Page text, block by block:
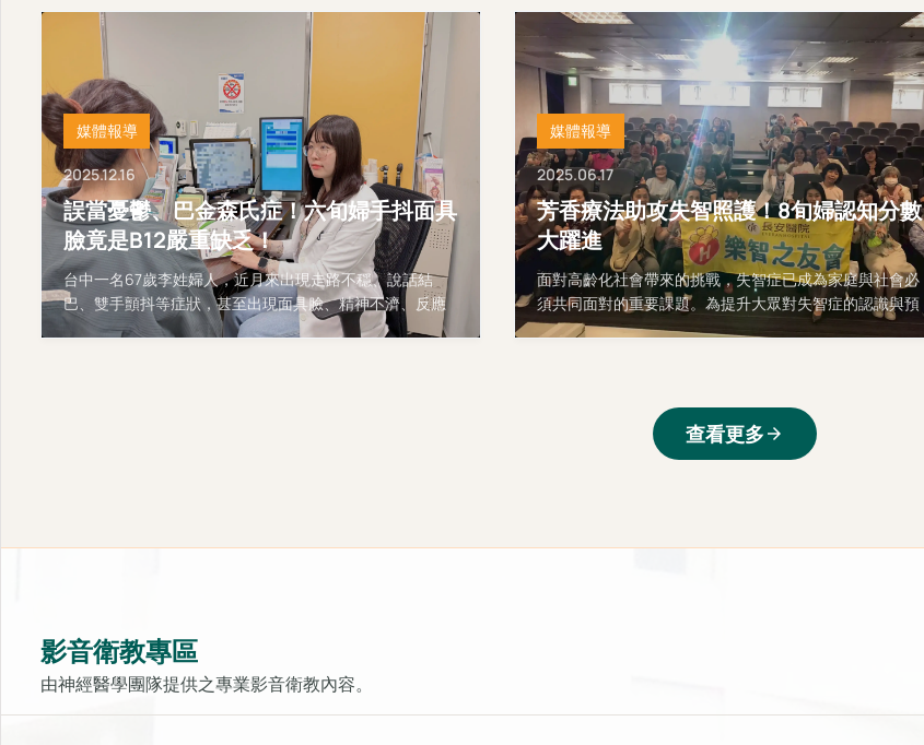
媒體報導
2025.12.16
誤當憂鬱、巴金森氏症！六旬婦手抖面具
臉竟是B12嚴重缺乏！
台中一名67歲李姓婦人，近月來出現走路不穩、說話結
巴、雙手顫抖等症狀，甚至出現面具臉、精神不濟、反應
媒體報導
2025.06.17
芳香療法助攻失智照護！8旬婦認知分數
大躍進
面對高齡化社會帶來的挑戰，失智症已成為家庭與社會必
須共同面對的重要課題。為提升大眾對失智症的認識與預
查看更多arrow_forward
影音衛教專區
由神經醫學團隊提供之專業影音衛教內容。